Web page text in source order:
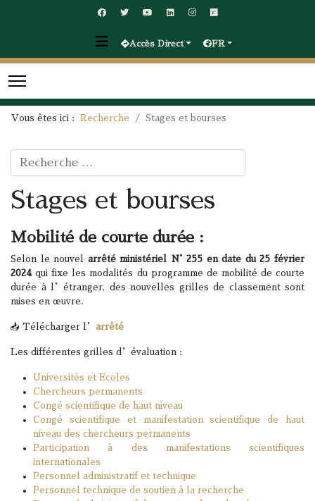
Accès Direct FR
Vous êtes ici : Recherche Stages et bourses
Rechercher
Stages et bourses
Mobilité de courte durée :
Selon le nouvel arrêté ministériel N° 255 en date du 25 février
2024qui fixe les modalités du programme de mobilité de courte
durée à l’étranger, des nouvelles grilles de classement sont
mises en œuvre.
📥 Télécharger l’ arrêté
Les différentes grilles d’évaluation :
Universités et Ecoles
Chercheurs permanents
Congé scientifique de haut niveau
Congé scientifique et manifestation scientifique de haut
niveau des chercheurs permanents
Participation à des manifestations scientifiques
internationales
Personnel administratif et technique
Personnel technique de soutien à la recherche